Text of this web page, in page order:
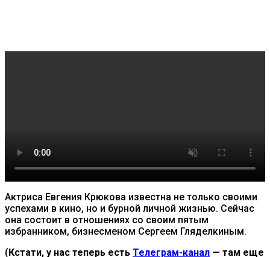
Актриса Евгения Крюкова известна не только своими
успехами в кино, но и бурной личной жизнью. Сейчас
она состоит в отношениях со своим пятым
избранником, бизнесменом Сергеем Гляделкиным.
(Кстати, у нас теперь есть Телеграм-канал — там еще